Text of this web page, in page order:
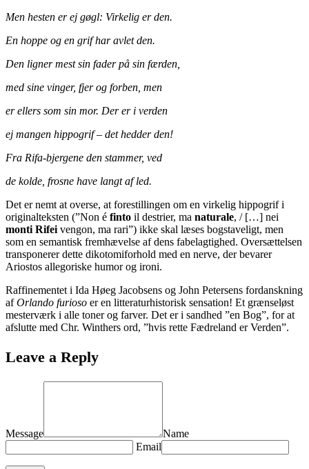
Men hesten er ej gøgl: Virkelig er den.
En hoppe og en grif har avlet den.
Den ligner mest sin fader på sin færden,
med sine vinger, fjer og forben, men
er ellers som sin mor. Der er i verden
ej mangen hippogrif – det hedder den!
Fra Rifa-bjergene den stammer, ved
de kolde, frosne have langt af led.
Det er nemt at overse, at forestillingen om en virkelig hippogrif i
originalteksten (”Non é finto il destrier, ma naturale, / […] nei
monti Rifei vengon, ma rari”) ikke skal læses bogstaveligt, men
som en semantisk fremhævelse af dens fabelagtighed. Oversættelsen
transponerer dette dikotomiforhold med en nerve, der bevarer
Ariostos allegoriske humor og ironi.
Raffinementet i Ida Høeg Jacobsens og John Petersens fordanskning
afOrlando furioso er en litteraturhistorisk sensation! Et grænseløst
mesterværk i alle toner og farver. Det er i sandhed ”en Bog”, for at
afslutte med Chr. Winthers ord, ”hvis rette Fædreland er Verden”.
Leave a Reply
Message
Name
Email